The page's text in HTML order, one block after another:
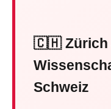
🇨🇭 Zürich
Schweiz